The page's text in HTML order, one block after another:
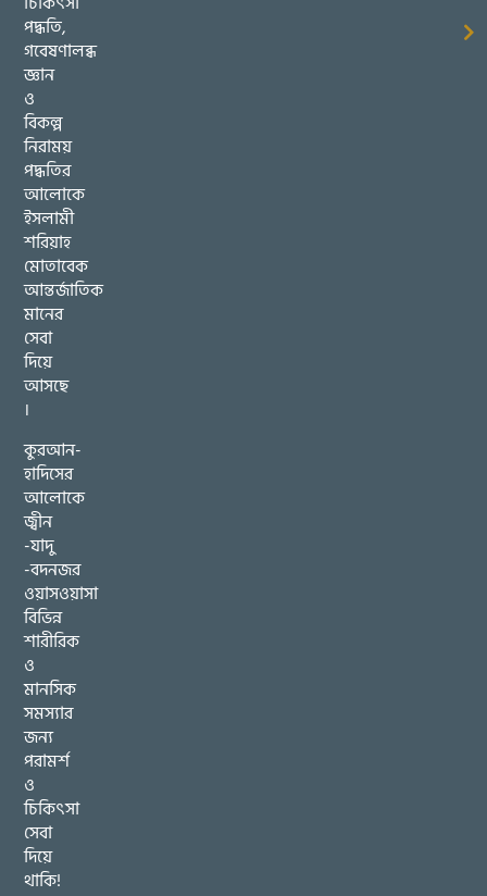
পদ্ধতি,
গবেষণালব্ধ
জ্ঞান
ও
বিকল্প
নিরাময়
পদ্ধতির
আলোকে
ইসলামী
শরিয়াহ
মোতাবেক
আন্তর্জাতিক
মানের
সেবা
দিয়ে
আসছে
।
কুরআন-
হাদিসের
আলোকে
জ্বীন
-যাদু
-বদনজর
ওয়াসওয়াসা
বিভিন্ন
শারীরিক
ও
মানসিক
সমস্যার
জন্য
পরামর্শ
ও
চিকিৎসা
সেবা
দিয়ে
থাকি!